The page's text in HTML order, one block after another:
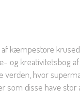
kæmpestore
kreativitetsbog
hvor
som disse have